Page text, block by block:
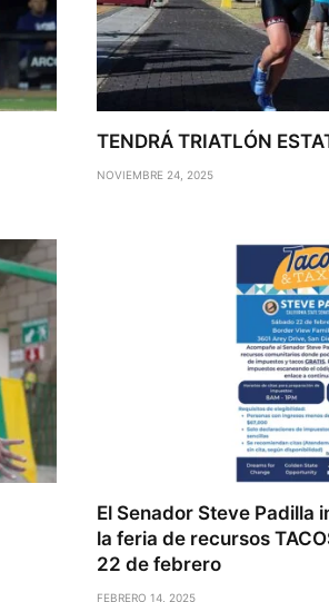
TENDRÁ TRIATLÓN
NOVIEMBRE 24, 2025
El Senador Steve Padilla
la feria de recursos
22 de febrero
FEBRERO 14, 2025